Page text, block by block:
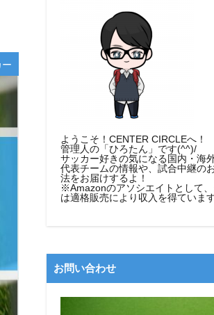
ようこそ！CENTER CIRCLEへ！
管理人の「ひろたん」です(^^)/
サッカー好きの気になる国内・海
代表チームの情報や、試合中継の
法をお届けするよ！
※Amazonのアソシエイトとして
は適格販売により収入を得ています
お問い合わせ